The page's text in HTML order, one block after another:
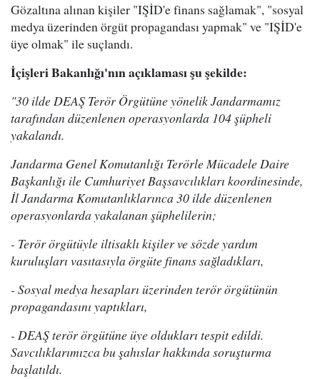
Gözaltına alınan kişiler "IŞİD'e finans sağlamak", "sosyal
medya üzerinden örgüt propagandası yapmak" ve "IŞİD'e
üye olmak" ile suçlandı.
İçişleri Bakanlığı'nın açıklaması şu şekilde:
"30 ilde DEAŞ Terör Örgütüne yönelik Jandarmamız
tarafından düzenlenen operasyonlarda 104 şüpheli
yakalandı.
Jandarma Genel Komutanlığı Terörle Mücadele Daire
Başkanlığı ile Cumhuriyet Başsavcılıkları koordinesinde,
İl Jandarma Komutanlıklarınca 30 ilde düzenlenen
operasyonlarda yakalanan şüphelilerin;
- Terör örgütüyle iltisaklı kişiler ve sözde yardım
kuruluşları vasıtasıyla örgüte finans sağladıkları,
- Sosyal medya hesapları üzerinden terör örgütünün
propagandasını yaptıkları,
- DEAŞ terör örgütüne üye oldukları tespit edildi.
Savcılıklarımızca bu şahıslar hakkında soruşturma
başlatıldı.